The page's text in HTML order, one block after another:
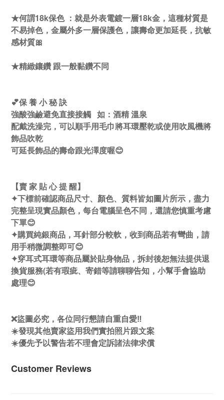
★何謂18k保色 ：就是外表電鍍一層18k金，這種材質是
不易掉色，金屬外多一層保護色，讓壽命更加延長，抗敏
感材質🎀
★精緻鑲鑽 跟一般黏鑽不同
💕保 養 小 秘 訣
強酸強鹼避免直接接觸 如：酒精 溫泉
配戴洗澡完，可以順手用毛巾將耳環壓乾或使用吹風機將
飾品吹乾
可延長飾品的壽命跟光澤度喔😊
【賣 家 貼 心 提 醒】
✦下標前確認商品尺寸、顏色、質料皆如圖片所示，盡力
完整呈現實品顏色，每台電腦呈色不同，還請您慎重考慮
下單😊
✦購買純銀商品，耳針部分較軟，收到商品若有彎曲，請
用手稍微調整即可😊
✦穿耳式耳環等商品屬於貼身物品，拆封後恕無法提供退
換貨服務(若有瑕疵、寄錯等請聊聊告知，小幫手會協助
處理😊
❌盜圖必究，各位同行懇請自重自愛‼️
☀️發現其他賣家盜用我們實拍照片跟文案
☀️優先予以警告若不理會定訴諸法律求償
Customer Reviews